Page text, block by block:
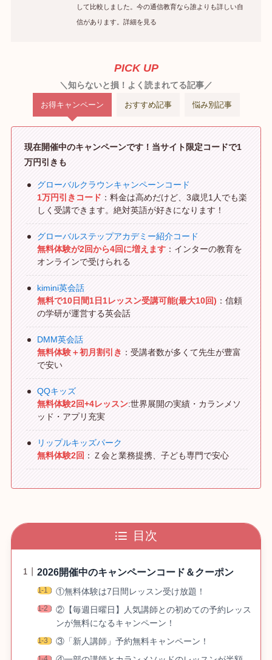
して比較しました。今の通信教育なら誰よりも詳しい自
信があります。詳細を見る
PICK UP
＼知らないと損！よく読まれてる記事／
お得キャンペーン おすすめ記事 悩み別記事
現在開催中のキャンペーンです！当サイト限定コードで1
万円引きも
グローバルクラウンキャンペーンコード
1万円引きコード ：料金は高めだけど、3歳児1人でも楽
しく受講できます。絶対英語が好きになります！
グローバルステップアカデミー紹介コード
無料体験が2回から4回に増えます：インターの教育を
オンラインで受けられる
kimini英会話
無料で10日間1日1レッスン受講可能(最大10回) ：信頼
の学研が運営する英会話
DMM英会話
無料体験＋初月割引き ：受講者数が多くて先生が豊富
で安い
QQキッズ
無料体験2回+4レッスン:世界展開の実績・カランメソ
ッド・アプリ充実
リップルキッズパーク
無料体験2回 ：Ｚ会と業務提携、子ども専門で安心
目次
2026開催中のキャンペーンコード＆クーポン
①無料体験は7日間レッスン受け放題！
②【毎週日曜日】人気講師との初めての予約レッス
ンが無料になるキャンペーン！
③「新人講師」予約無料キャンペーン！